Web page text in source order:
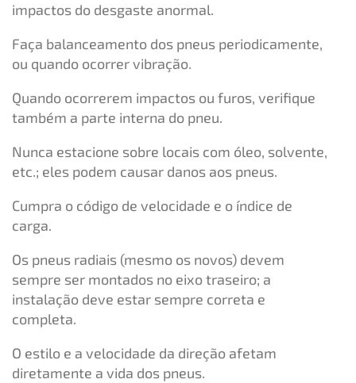
impactos do desgaste anormal.
Faça balanceamento dos pneus periodicamente,
ou quando ocorrer vibração.
Quando ocorrerem impactos ou furos, verifique
também a parte interna do pneu.
Nunca estacione sobre locais com óleo, solvente,
etc.; eles podem causar danos aos pneus.
Cumpra o código de velocidade e o índice de
carga.
Os pneus radiais (mesmo os novos) devem
sempre ser montados no eixo traseiro; a
instalação deve estar sempre correta e
completa.
O estilo e a velocidade da direção afetam
diretamente a vida dos pneus.